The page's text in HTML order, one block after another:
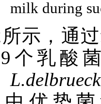
milk during
示，通
个乳酸